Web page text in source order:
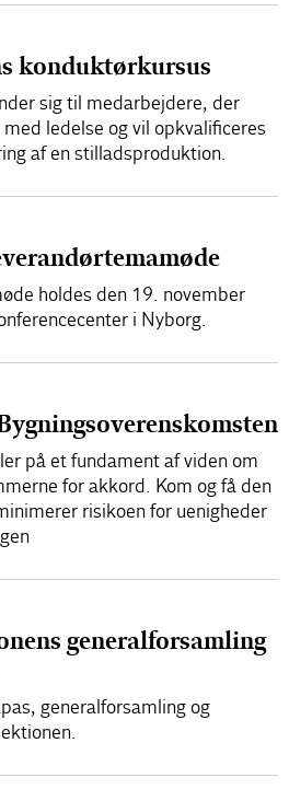
konduktørkursus
sig til medarbejdere, der
ledelse og vil opkvalificeres
af en stilladsproduktion.
holdes den 19. november
i Nyborg.
på et fundament af viden om
for akkord. Kom og få den
risikoen for uenigheder
generalforsamling
generalforsamling og